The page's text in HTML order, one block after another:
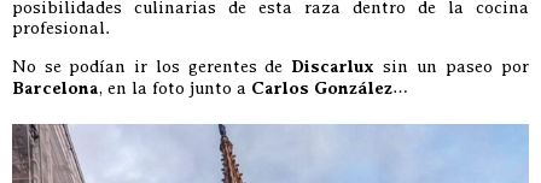
posibilidades culinarias de esta raza dentro de la cocina
profesional.
No se podían ir los gerentes de Discarlux sin un paseo por
Barcelona, en la foto junto a Carlos González…